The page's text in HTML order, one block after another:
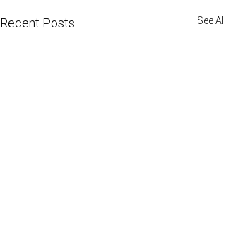
Recent Posts See All